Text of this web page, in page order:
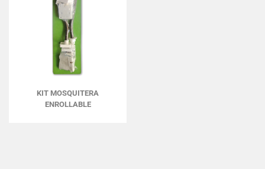
KIT MOSQUITERA
ENROLLABLE